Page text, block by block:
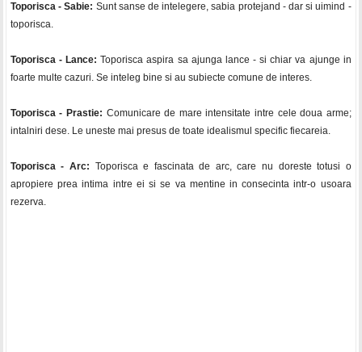
Toporisca - Sabie: Sunt sanse de intelegere, sabia protejand - dar si uimind -
toporisca.
Toporisca - Lance:Toporisca aspira sa ajunga lance - si chiar va ajunge in
foarte multe cazuri. Se inteleg bine si au subiecte comune de interes.
Toporisca - Prastie: Comunicare de mare intensitate intre cele doua arme;
intalniri dese. Le uneste mai presus de toate idealismul specific fiecareia.
Toporisca - Arc: Toporisca e fascinata de arc, care nu doreste totusi o
apropiere prea intima intre ei si se va mentine in consecinta intr-o usoara
rezerva.